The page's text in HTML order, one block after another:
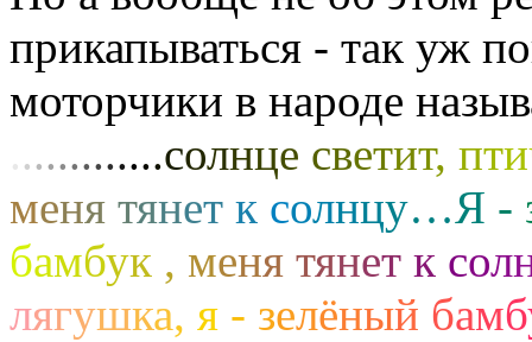
прикапываться - так уж
моторчики в народе
............солнце светит, пти
меня тянет к солнцу…Я -
бамбук , меня тянет к сол
лягушка, я - зелёный бамб